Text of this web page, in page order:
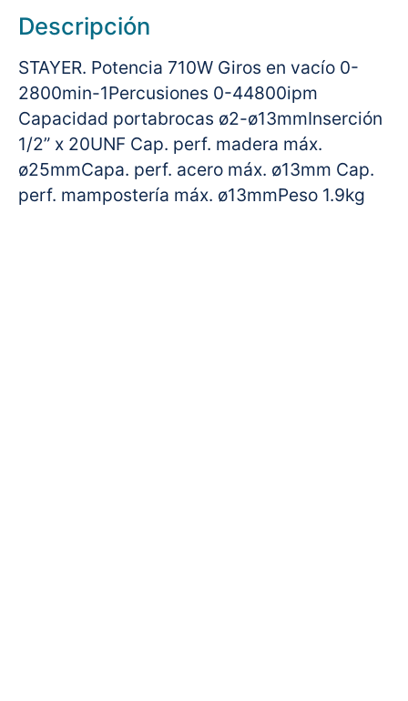
Descripción
STAYER. Potencia 710W Giros en vacío 0-
2800min-1Percusiones 0-44800ipm
Capacidad portabrocas ø2-ø13mmInserción
1/2” x 20UNF Cap. perf. madera máx.
ø25mmCapa. perf. acero máx. ø13mm Cap.
perf. mampostería máx. ø13mmPeso 1.9kg